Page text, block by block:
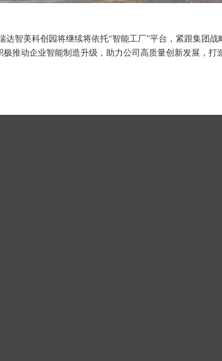
智美科创园将继续将依托“智能工厂”平台，紧跟集团
推动企业智能制造升级，助力公司高质量创新发展，打